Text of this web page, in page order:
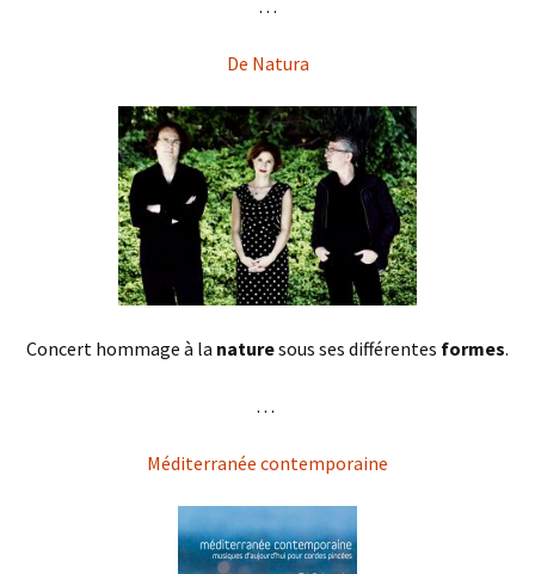
. . .
De Natura
Concert hommage à la naturesous ses différentes formes.
. . .
Méditerranée contemporaine